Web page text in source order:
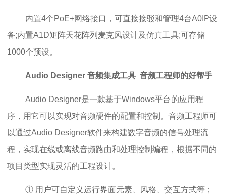
内置4个PoE+网络接口，可直接接驳和管理4台A0IP设
备;内置A1D矩阵天花阵列麦克风设计及仿真工具;可存储
1000个预设。
Audio Designer 音频集成工具 音频工程师的好帮手
Audio Designer是一款基于Windows平台的应用程
序，用它可以实现对音频硬件的配置和控制。音频工程师可
以通过Audio Designer软件来构建数字音频的信号处理流
程，实现在线或离线音频路由和处理控制编程，根据不同的
项目类型实现灵活的工程设计。
① 用户可自定义运行界面元素、风格、交互方式等；